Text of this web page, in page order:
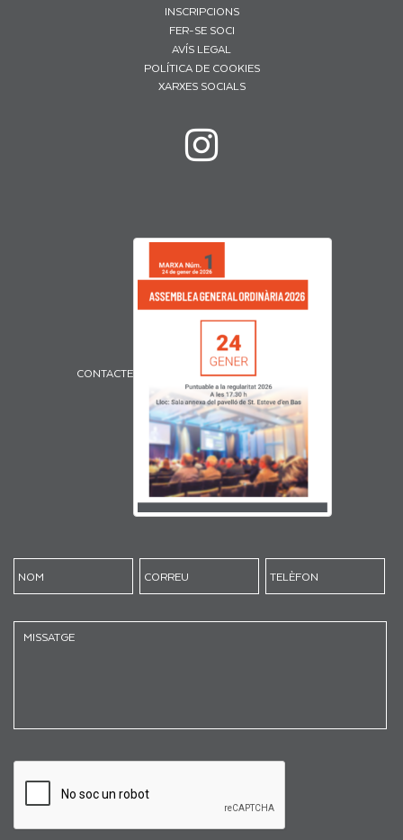
INSCRIPCIONS
FER-SE SOCI
AVÍS LEGAL
POLÍTICA DE COOKIES
XARXES SOCIALS
CONTACTE